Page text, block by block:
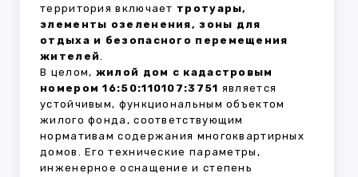
территория включает тротуары,
элементы озеленения, зоны для
отдыха и безопасного перемещения
жителей.
В целом, жилой дом с кадастровым
номером 16:50:110107:3751 является
устойчивым, функциональным объектом
жилого фонда, соответствующим
нормативам содержания многоквартирных
домов. Его технические параметры,
инженерное оснащение и степень